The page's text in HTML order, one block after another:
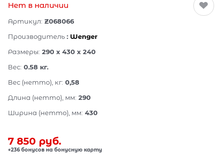
Нет в наличии
Артикул: Z068066
Производитель : Wenger
Размеры: 290 x 430 x 240
Вес: 0.58 кг.
Вес (нетто), кг: 0,58
Длина (нетто), мм: 290
Ширина (нетто), мм: 430
7 850 руб.
+236 бонусов на бонусную карту